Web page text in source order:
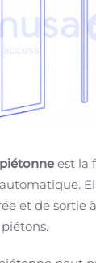
est la
et de sortie